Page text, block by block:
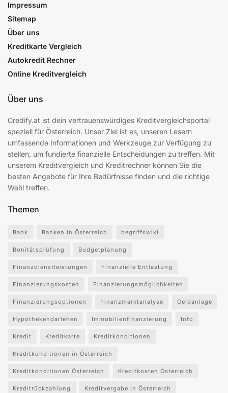
Impressum
Sitemap
Über uns
Kreditkarte Vergleich
Autokredit Rechner
Online Kreditvergleich
Über uns
Credify.at ist dein vertrauenswürdiges Kreditvergleichsportal
speziell für Österreich. Unser Ziel ist es, unseren Lesern
umfassende Informationen und Werkzeuge zur Verfügung zu
stellen, um fundierte finanzielle Entscheidungen zu treffen. Mit
unserem Kreditvergleich und Kreditrechner können Sie die
besten Angebote für Ihre Bedürfnisse finden und die richtige
Wahl treffen.
Themen
Bank Banken in Österreich begriffswiki
Bonitätsprüfung Budgetplanung
Finanzdienstleistungen Finanzielle Entlastung
Finanzierungskosten Finanzierungsmöglichkeiten
Finanzierungsoptionen Finanzmarktanalyse Geldanlage
Hypothekendarlehen Immobilienfinanzierung Info
Kredit Kreditkarte Kreditkonditionen
Kreditkonditionen in Österreich
Kreditkonditionen Österreich Kreditkosten Österreich
Kreditrückzahlung Kreditvergabe in Österreich